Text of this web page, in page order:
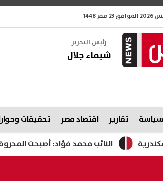
رئيس التحرير
شيماء جلال
سياسة تقارير اقتصاد مصر تحقيقات
النائب محمد فؤاد: أصبحت المحروقات أكبر